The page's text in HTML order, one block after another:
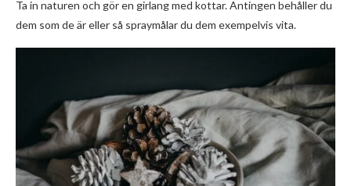
Ta in naturen och gör en girlang med kottar. Antingen behåller du
dem som de är eller så spraymålar du dem exempelvis vita.